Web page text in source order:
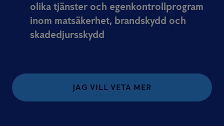
olika tjänster och egenkontrollprogram
inom matsäkerhet, brandskydd och
skadedjursskydd
JAG VILL VETA MER